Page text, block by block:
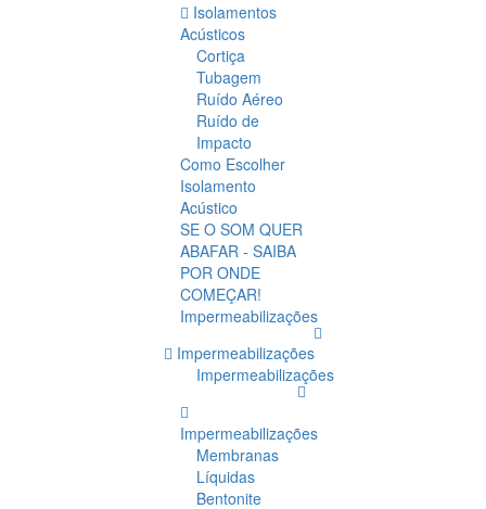
Isolamentos
Acústicos
Cortiça
Tubagem
Ruído Aéreo
Ruído de
Impacto
Como Escolher
Isolamento
Acústico
SE O SOM QUER
ABAFAR - SAIBA
POR ONDE
COMEÇAR!
Impermeabilizações
Impermeabilizações
Impermeabilizações
Impermeabilizações
Membranas
Líquidas
Bentonite